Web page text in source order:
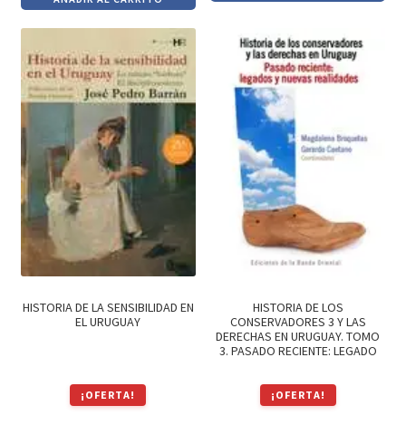
original
era:
$990.
actual
es:
$842.
$590.
$502.
HISTORIA DE LA SENSIBILIDAD EN
EL URUGUAY
¡OFERTA!
HISTORIA DE LOS
CONSERVADORES 3 Y LAS
DERECHAS EN URUGUAY. TOMO
3. PASADO RECIENTE: LEGADO
¡OFERTA!